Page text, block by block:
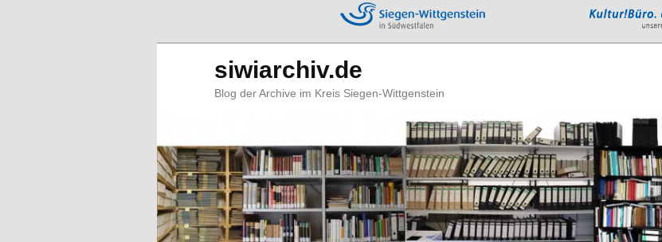
siwiarchiv.de
Blog der Archive im Kreis Siegen-Wittgenstein